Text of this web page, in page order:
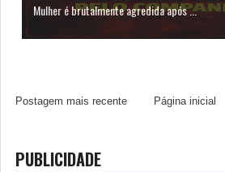
Mulher é brutalmente agredida após ...
Postagem mais recente Página inicial
PUBLICIDADE